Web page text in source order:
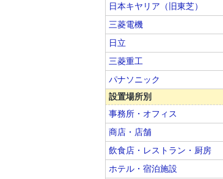
日本キヤリア（旧東芝）
三菱電機
日立
三菱重工
パナソニック
設置場所別
事務所・オフィス
商店・店舗
飲食店・レストラン・厨房
ホテル・宿泊施設